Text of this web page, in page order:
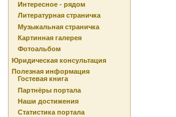
Интересное - рядом
Литературная страничка
Музыкальная страничка
Картинная галерея
Фотоальбом
Юридическая консультация
Полезная информация
Гостевая книга
Партнёры портала
Наши достижения
Статистика портала